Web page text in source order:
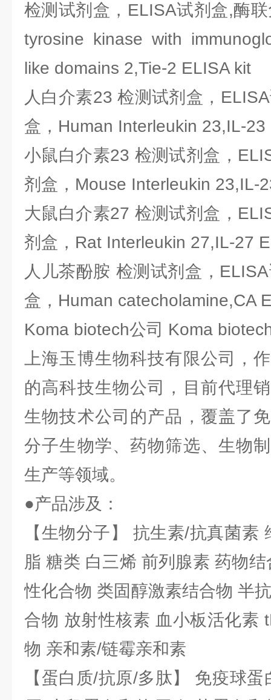
检测试剂盒，ELISA试剂盒,酶
tyrosine kinase with
like domains 2,Tie-2 ELISA kit
人白介素23 检测试剂盒，
盒，Human Interleukin 23,IL-23
小鼠白介素23 检测试剂盒，
剂盒，Mouse Interleukin 23,IL-
大鼠白介素27 检测试剂盒，
剂盒，Rat Interleukin 27,IL-27
人儿茶酚胺 检测试剂盒，
盒，Human catecholamine,CA
Koma biotech公司 Koma
上海玉博生物科技有限公司，
的高科技生物公司，目前代理
生物技术公司的产品，覆盖了
分子生物学、药物筛选、生物
生产等领域。
●产品涉及：
【生物分子】 抗生素/抗真菌素
脂 糖类 白三烯 前列腺素 药物
性化合物 类固醇激素结合物 半
合物 放射性核素 血小板活化素
物 亲和素/链霉亲和素
【蛋白质/抗原/多肽】 免疫球